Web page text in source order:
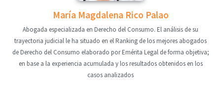
María Magdalena Rico Palao
Abogada especializada en Derecho del Consumo. El análisis de su
trayectoria judicial le ha situado en el Ranking de los mejores abogados
de Derecho del Consumo elaborado por Emérita Legal de forma objetiva;
en base a la experiencia acumulada y los resultados obtenidos en los
casos analizados